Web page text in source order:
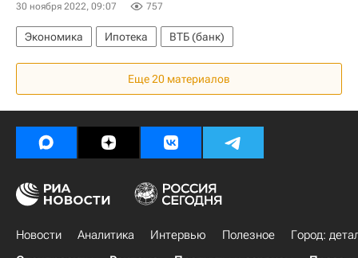
30 ноября 2022, 09:07 757
Экономика Ипотека ВТБ (банк)
Еще 20 материалов
Новости Аналитика Интервью Полезное
Город: